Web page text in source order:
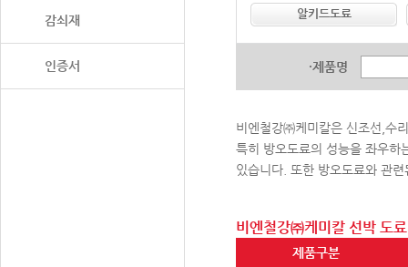
감쇠재
인증서
알키드도료
·제품명
비엔철강㈜케미칼은 신조선,수
특히 방오도료의 성능을 좌우하
있습니다. 또한 방오도료와 관
비엔철강㈜케미칼 선박 도
제품구분